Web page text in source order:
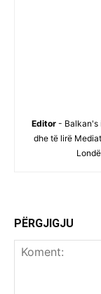
Editor - Balkan's
dhe të lirë
PËRGJIGJU